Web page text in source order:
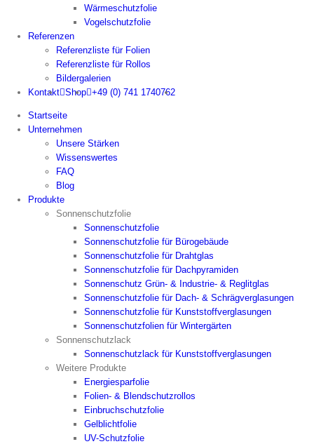
Wärmeschutzfolie
Vogelschutzfolie
Referenzen
Referenzliste für Folien
Referenzliste für Rollos
Bildergalerien
Kontakt Shop +49 (0) 741 1740762
Startseite
Unternehmen
Unsere Stärken
Wissenswertes
FAQ
Blog
Produkte
Sonnenschutzfolie
Sonnenschutzfolie
Sonnenschutzfolie für Bürogebäude
Sonnenschutzfolie für Drahtglas
Sonnenschutzfolie für Dachpyramiden
Sonnenschutz Grün- & Industrie- & Reglitglas
Sonnenschutzfolie für Dach- & Schrägverglasungen
Sonnenschutzfolie für Kunststoffverglasungen
Sonnenschutzfolien für Wintergärten
Sonnenschutzlack
Sonnenschutzlack für Kunststoffverglasungen
Weitere Produkte
Energiesparfolie
Folien- & Blendschutzrollos
Einbruchschutzfolie
Gelblichtfolie
UV-Schutzfolie